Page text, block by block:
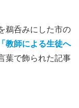
鵜呑みにした市の
「教師による生徒へ
葉で飾られた記事